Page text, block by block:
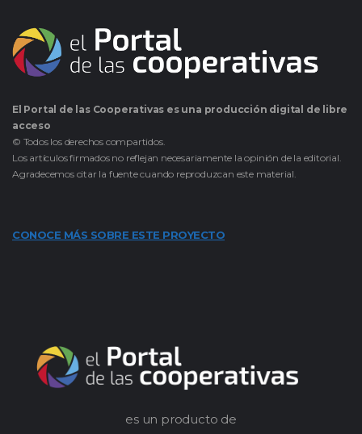
El Portal de las Cooperativas es una producción digital de libre
acceso
© Todos los derechos compartidos.
Los artículos firmados no reflejan necesariamente la opinión de la editorial.
Agradecemos citar la fuente cuando reproduzcan este material.
CONOCE MÁS SOBRE ESTE PROYECTO
es un producto de